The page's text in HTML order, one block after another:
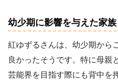
幼少期に影響を与えた家
紅ゆずるさんは、幼少期から
良かったそうです。特に母親
芸能界を目指す際にも背中を